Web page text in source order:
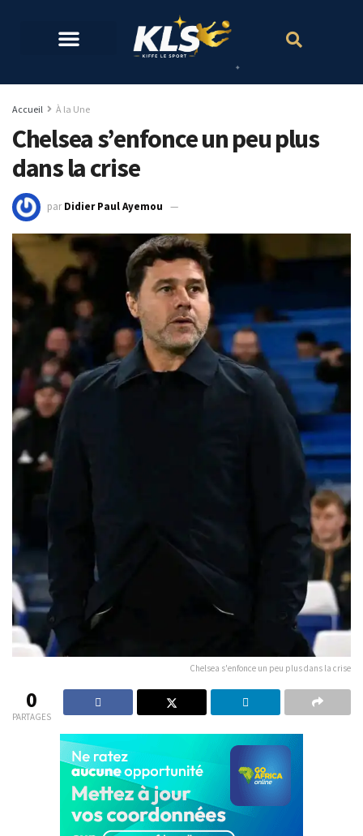
Accueil À la Une
Chelsea s’enfonce un peu plus
dans la crise
par Didier Paul Ayemou
Chelsea s'enfonce un peu plus dans la crise
0
PARTAGES